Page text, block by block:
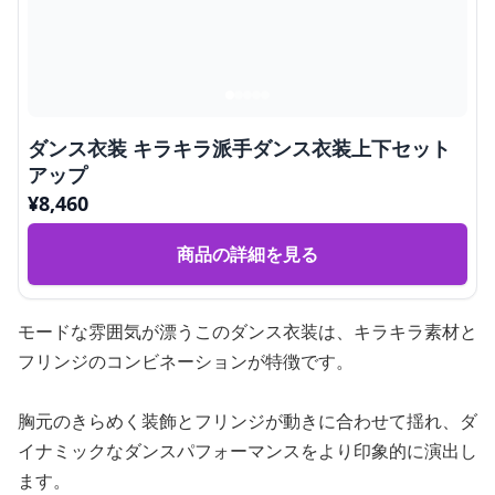
ダンス衣装 キラキラ派手ダンス衣装上下セット
アップ
¥8,460
商品の詳細を見る
モードな雰囲気が漂うこのダンス衣装は、キラキラ素材と
フリンジのコンビネーションが特徴です。
胸元のきらめく装飾とフリンジが動きに合わせて揺れ、ダ
イナミックなダンスパフォーマンスをより印象的に演出し
ます。